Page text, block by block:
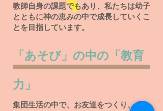
教師自身の課題でもあり、私たちは幼子
とともに神の恵みの中で成長していくこ
とを目指しています。
「あそび」の中の「教育
力」
集団生活の中で、お友達をつくり、ルー